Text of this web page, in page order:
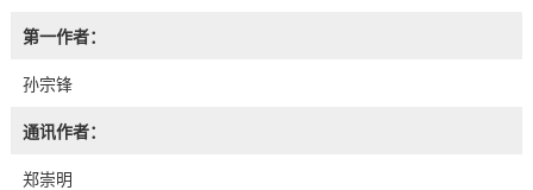
第一作者：
孙宗锋
通讯作者：
郑崇明